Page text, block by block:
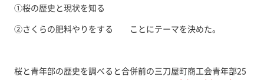
①桜の歴史と現状を知る
②さくらの肥料やりをする ことにテーマを決めた。
桜と青年部の歴史を調べると合併前の三刀屋町商工会青年部25